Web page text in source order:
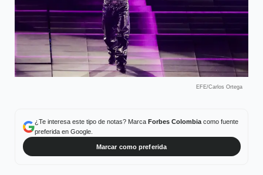
EFE/Carlos Ortega
¿Te interesa este tipo de notas? Marca Forbes Colombiacomo fuente
preferida en Google.
Marcar como preferida